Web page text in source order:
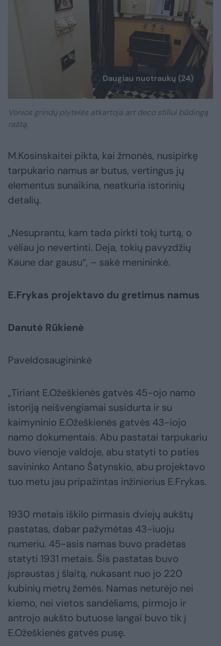
Daugiau nuotraukų (24)
Vonios grindų plytelės atkartoja art deco stiliui būdingą
raštą.
M.Kosinskaitei pikta, kai žmonės, nusipirkę
tarpukario namus ar butus, vertingus jų
elementus sunaikina, neatkuria istorinių
detalių.
„Nesuprantu, kam tada pirkti tokį turtą, o
vėliau jo nevertinti. Deja, tokių pavyzdžių
Kaune dar gausu“, – sakė menininkė.
E.Frykas projektavo du gretimus namus
Danutė Rūkienė
Paveldosaugininkė
„Tiriant E.Ožeškienės gatvės 45-ojo namo
istoriją neišvengiamai susidurta ir su
kaimyninio E.Ožeškienės gatvės 43-iojo
namo dokumentais. Abu pastatai tarpukariu
buvo vienoje valdoje, abu statyti to paties
savininko Antano Šatynskio, abu projektavo
tuo metu jau pripažintas inžinierius E.Frykas.
1930 metais iškilo pirmasis dviejų aukštų
pastatas, dabar pažymėtas 43-iuoju
numeriu. 45-asis namas buvo pradėtas
statyti 1931 metais. Šis pastatas buvo
įspraustas į šlaitą, nukasant nuo jo 220
kubinių metrų žemės. Namas neturėjo nei
kiemo, nei vietos sandėliams, pirmojo ir
antrojo aukšto butuose langai buvo tik į
E.Ožeškienės gatvės pusę.